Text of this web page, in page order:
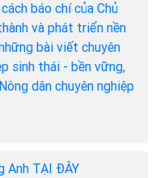
báo chí của Chủ
và phát triển nền
bài viết chuyên
sinh thái - bền vững,
dân chuyên nghiệp
Anh TẠI ĐÂY